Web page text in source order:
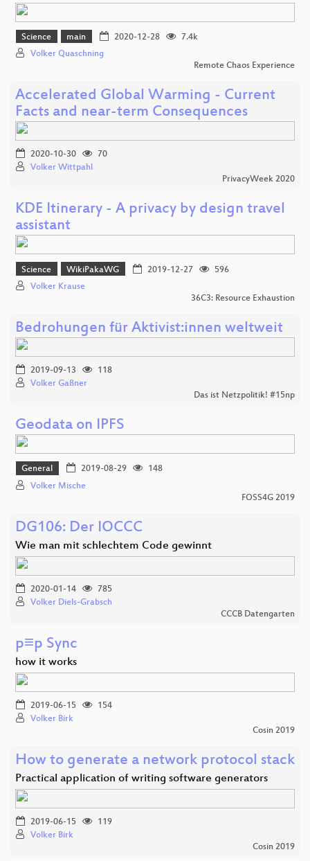
Science main 2020-12-28
7.4k
Volker Quaschning
Remote Chaos Experience
Accelerated Global Warming - Current
Facts and near-term Consequences
2020-10-30
70
Volker Wittpahl
PrivacyWeek 2020
KDE Itinerary - A privacy by design travel
assistant
Science WikiPakaWG 2019-12-27
596
Volker Krause
36C3: Resource Exhaustion
Bedrohungen für Aktivist:innen weltweit
2019-09-13
118
Volker Gaßner
Das ist Netzpolitik! #15np
Geodata on IPFS
General 2019-08-29
148
Volker Mische
FOSS4G 2019
DG106: Der IOCCC
Wie man mit schlechtem Code gewinnt
2020-01-14
785
Volker Diels-Grabsch
CCCB Datengarten
p≡p Sync
how it works
2019-06-15
154
Volker Birk
Cosin 2019
How to generate a network protocol stack
Practical application of writing software generators
2019-06-15
119
Volker Birk
Cosin 2019